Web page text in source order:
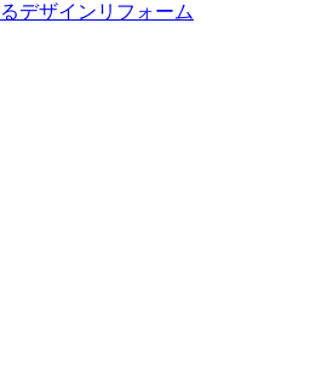
デザインリフォーム